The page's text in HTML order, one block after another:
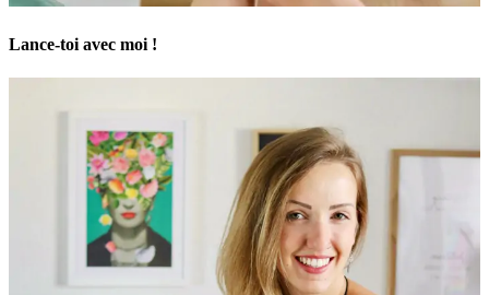
Lance-toi avec moi !